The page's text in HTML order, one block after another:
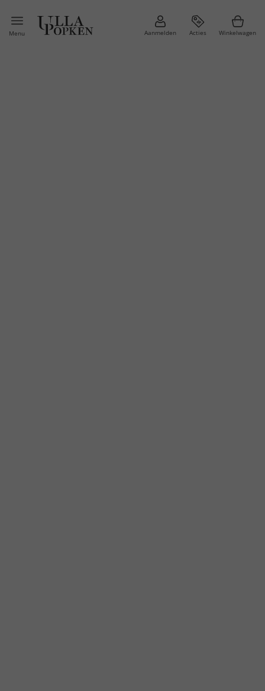
Menu Aanmelden Acties Winkelwagen